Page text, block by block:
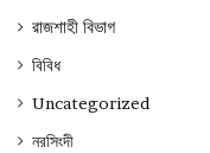
রাজশাহী বিভাগ
বিবিধ
Uncategorized
নরসিংদী